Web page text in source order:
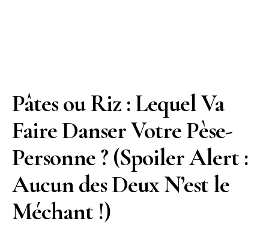
Pâtes ou Riz : Lequel Va
Faire Danser Votre Pèse-
Personne ? (Spoiler Alert :
Aucun des Deux N’est le
Méchant !)